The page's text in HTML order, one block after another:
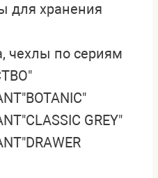
для хранения
чехлы по сериям
GREY"